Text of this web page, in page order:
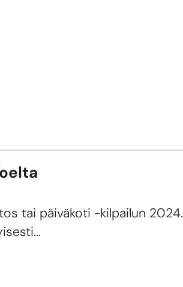
tai päiväkoti -kilpailun 2024.